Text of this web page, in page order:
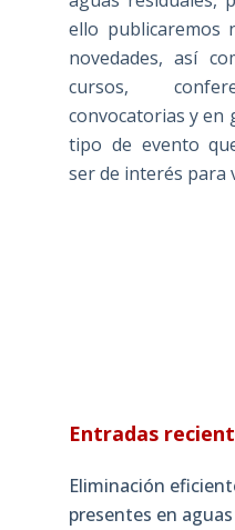
ello publicaremos
novedades, así
cursos,
convocatorias y en
tipo de evento
ser de interés para
Entradas
Eliminación
presentes en